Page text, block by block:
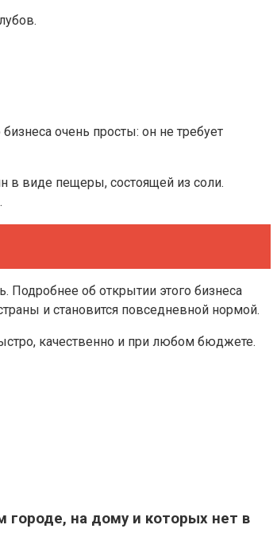
очень просты: он не требует
в виде пещеры, состоящей из соли.
Подробнее об открытии этого бизнеса
и становится повседневной нормой.
качественно и при любом бюджете.
на дому и которых нет в